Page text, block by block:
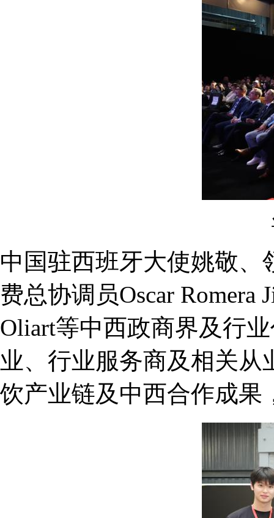
中国驻西班牙大使姚敬
费总协调员Oscar Romera
Oliart等中西政商界及行
业、行业服务商及相关
饮产业链及中西合作成果